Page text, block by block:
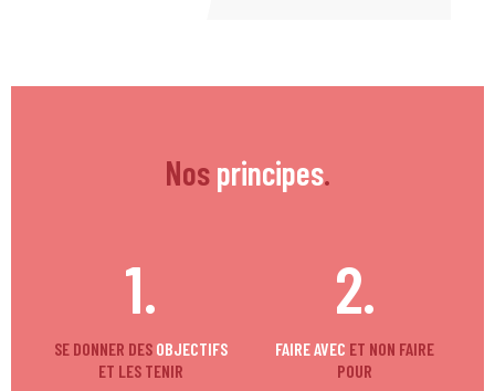
Nosprincipes.
1.
SE DONNER DES OBJECTIFS
ET LES TENIR
2.
FAIRE AVEC ET NON FAIRE
POUR